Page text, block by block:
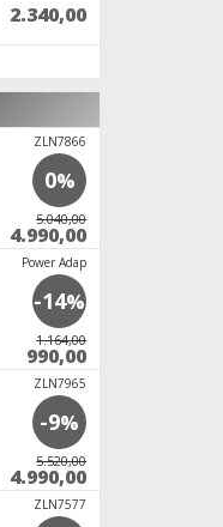
2.340,00
ZLN7866
0%
5.040,00
4.990,00
Power Adap
-14%
1.164,00
990,00
ZLN7965
-9%
5.520,00
4.990,00
ZLN7577